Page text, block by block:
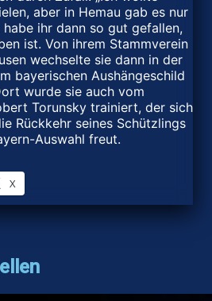
aber in Hemau gab es nur
ihr dann so gut gefallen,
ist. Von ihrem Stammverein
wechselte sie dann in der
bayerischen Aushängeschild
wurde sie auch vom
Torunsky trainiert, der sich
Rückkehr seines Schützlings
Auswahl freut.
X